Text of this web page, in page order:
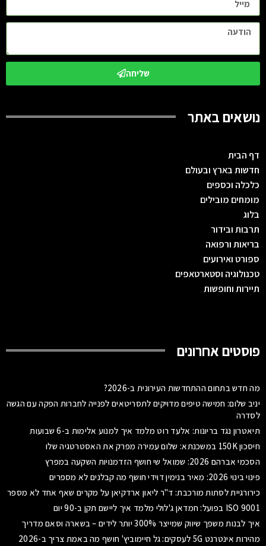
שליחה
נושאים באתר
דף הבית
חדשות בארץ ובעולם
כלכלה וכספים
מומחים מובילים
בלוג
תרבות ובידור
בריאות ורפואה
ספורט ואירועים
טכנולוגיה וסטארטאפים
תיירות וחופשות
פוסטים אחרונים
מה חדש בתחום ההתחדשות העירונית ב-2026?
יניב שלום: חמישה טיפים מדויקים לתסריטאים לפנייה לחברות הפקה עם הגשה
לסדרה
תיאטרון נגד בריונות: אלעד רוט מלמד איך למנוע אלימות ב-6 שבועות
חיסכון 150K במשכנתא: שלום עמירה מפרק את האסטרטגיה שלו
הסכמי אברהם 2026: שמואל שי חושף הזדמנויות השקעה במפרץ
פינוי בינוי 2026: מאיר בנימין דוידי חושף מה קבלנים לא מספרים
כירורגיית לסתות מורכבת: ד"ר ליאון ארדקיאן על מקרים שאף אחד לא מספר
ISO 9001 בפועל: חמדאן ג'לולי מלמד איך ליישם תקן ב-90 יום
איך לבנות משפך שיווק שמייצר 300% יותר לידים – בשארה וסאם מדריך
מהירות אינטרנט 5G לעסקים: גל חיימוביץ' חושף מה באמת צריך ב-2026